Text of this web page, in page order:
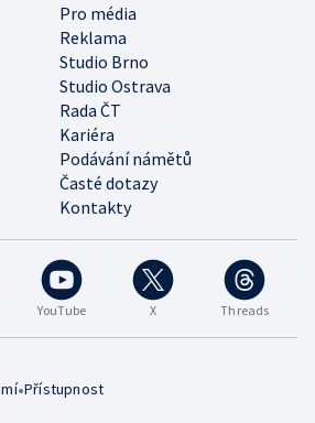
Pro média
Reklama
Studio Brno
Studio Ostrava
Rada ČT
Kariéra
Podávání námětů
Časté dotazy
Kontakty
YouTube X Threads
•Přístupnost